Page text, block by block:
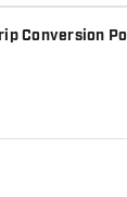
Conversion